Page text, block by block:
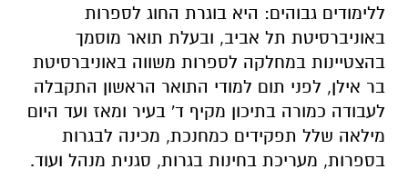
ללימודים גבוהים: היא בוגרת החוג לספרות
באוניברסיטת תל אביב, ובעלת תואר מוסמך
בהצטיינות במחלקה לספרות משווה באוניברסיטת
בר אילן, לפני תום למודי התואר הראשון התקבלה
לעבודה כמורה בתיכון מקיף ד' בעיר ומאז ועד היום
מילאה שלל תפקידים כמחנכת, מכינה לבגרות
בספרות, מעריכת בחינות בגרות, סגנית מנהל ועוד.